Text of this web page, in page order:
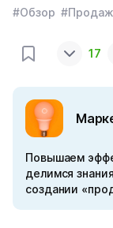
#Обзор
17
Повышаем
делимся
создании